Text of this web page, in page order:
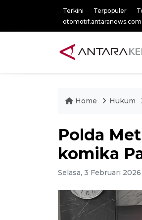
Terkini Terpopuler
otomotif.antaranews.com
Home Hukum
Polda
komika
Selasa, 3 Februari 2026